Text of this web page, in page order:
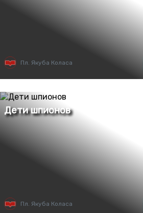
Пл. Якуба Коласа
Пл. Якуба Коласа